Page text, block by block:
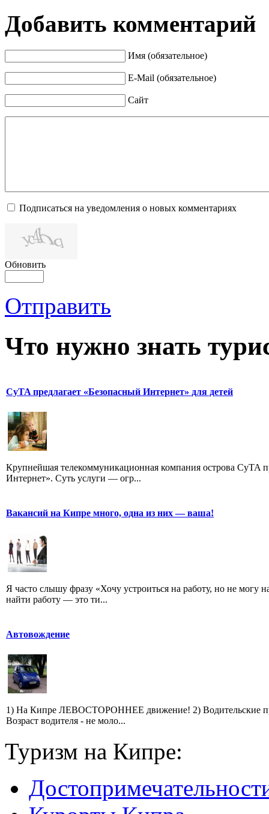
Добавить комментарий
Имя (обязательное)
E-Mail (обязательное)
Сайт
Подписаться на уведомления о новых комментариях
Обновить
Отправить
Что нужно знать
CyTA предлагает «Безопасный Интернет» для детей
Крупнейшая телекоммуникационная компания острова CyTA
Интернет». Суть услуги — огр...
Вакансий на Кипре много, одна из них — ваша!
Я часто слышу фразу «Хочу устроиться на работу, но не
найти работу — это ти...
Автовождение
1) На Кипре ЛЕВОСТОРОННЕЕ движение! 2) Водительские
Возраст водителя - не моло...
Туризм на Кипре: